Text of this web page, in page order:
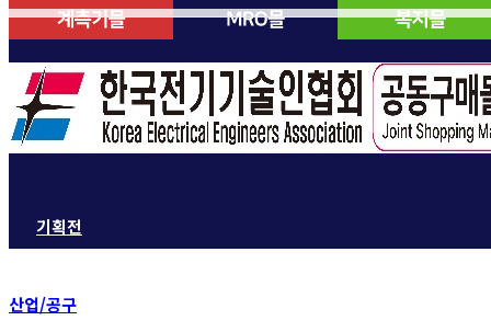
기획전
산업/공구